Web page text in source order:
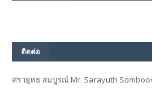
ติดต่อ
ศรายุทธ สมบูรณ์ Mr. Sarayuth